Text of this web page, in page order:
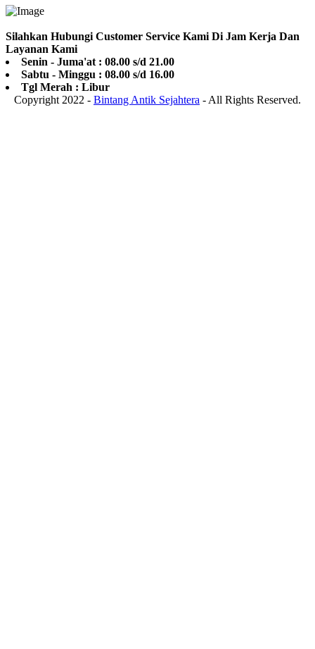
Silahkan Hubungi Customer Service Kami Di Jam Kerja Dan
Layanan Kami
Senin - Juma'at : 08.00 s/d 21.00
Sabtu - Minggu : 08.00 s/d 16.00
Tgl Merah : Libur
Copyright 2022 - Bintang Antik Sejahtera - All Rights Reserved.